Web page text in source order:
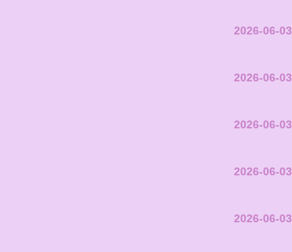
2026-06-03
2026-06-03
2026-06-03
2026-06-03
2026-06-03